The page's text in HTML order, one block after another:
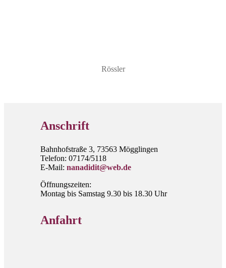
Rössler
Anschrift
Bahnhofstraße 3, 73563 Mögglingen
Telefon: 07174/5118
E-Mail: nanadidit@web.de
Öffnungszeiten:
Montag bis Samstag 9.30 bis 18.30 Uhr
Anfahrt